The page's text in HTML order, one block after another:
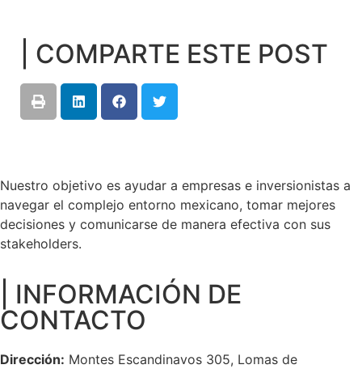
| COMPARTE ESTE POST
Nuestro objetivo es ayudar a empresas e inversionistas a
navegar el complejo entorno mexicano, tomar mejores
decisiones y comunicarse de manera efectiva con sus
stakeholders.
| INFORMACIÓN DE
CONTACTO
Dirección: Montes Escandinavos 305, Lomas de